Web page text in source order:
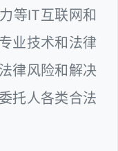
等IT互联网和
业技术和法律
律风险和解决
托人各类合法